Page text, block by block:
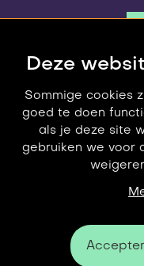
© 2006-2026 Travi
Deze
Sommige cookies
goed te doen
als je deze site
gebruiken we voor